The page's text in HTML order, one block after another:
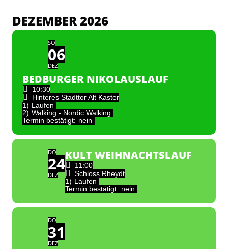
DEZEMBER 2026
SO
06
DEZ
BEDBURGER NIKOLAUSLAUF
10:30
Hinteres Stadttor Alt Kaster
1) Laufen
2) Walking - Nordic Walking
Termin bestätigt: nein
DO
24
DEZ
KULT WEIHNACHTSLAUF
11:00
Schloss Rheydt
1) Laufen
Termin bestätigt: nein
DO
31
DEZ